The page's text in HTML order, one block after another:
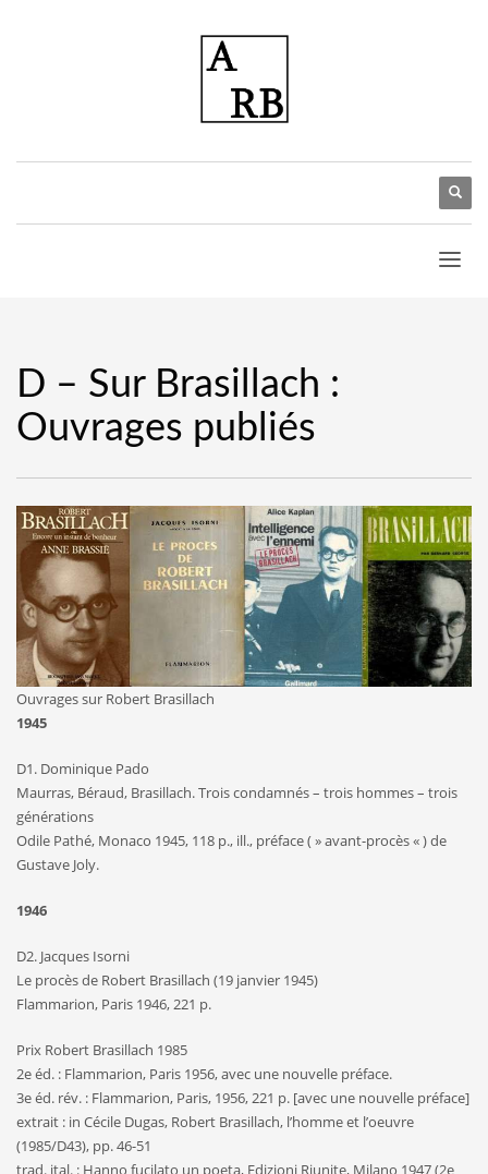
D – Sur Brasillach :
Ouvrages publiés
Ouvrages sur Robert Brasillach
1945
D1. Dominique Pado
Maurras, Béraud, Brasillach. Trois condamnés – trois hommes – trois
générations
Odile Pathé, Monaco 1945, 118 p., ill., préface ( » avant-procès « ) de
Gustave Joly.
1946
D2. Jacques Isorni
Le procès de Robert Brasillach (19 janvier 1945)
Flammarion, Paris 1946, 221 p.
Prix Robert Brasillach 1985
2e éd. : Flammarion, Paris 1956, avec une nouvelle préface.
3e éd. rév. : Flammarion, Paris, 1956, 221 p. [avec une nouvelle préface]
extrait : in Cécile Dugas, Robert Brasillach, l’homme et l’oeuvre
(1985/D43), pp. 46-51
trad. ital. : Hanno fucilato un poeta, Edizioni Riunite, Milano 1947 (2e